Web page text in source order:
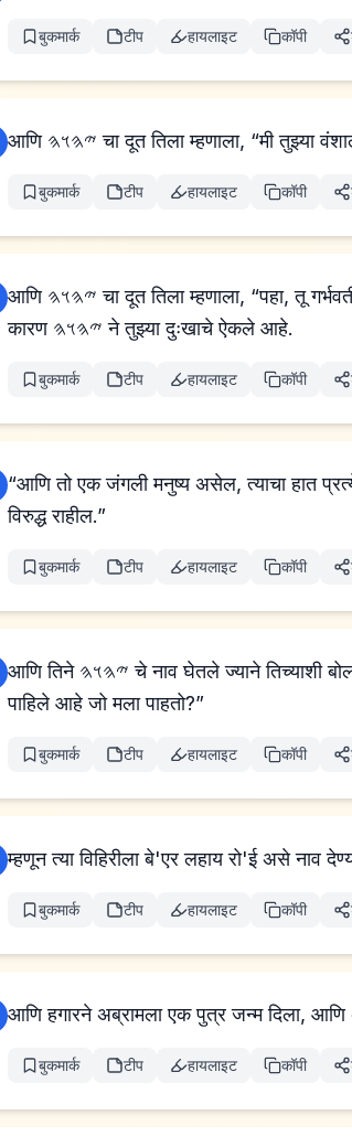
बुकमार्क टीप हायलाइट कॉपी
आणि 𐤉𐤄𐤅𐤄 चा दूत तिला म्हणाला, “मी
बुकमार्क टीप हायलाइट कॉपी
आणि 𐤉𐤄𐤅𐤄 चा दूत तिला म्हणाला, “पहा, तू गर्भवती आहेस आणि पुत्राला जन्म देणार आहेस, आणि त्याचे नाव यिश्माएल ठेव,
कारण 𐤉𐤄𐤅𐤄 ने तुझ्या दुःखाचे ऐकले आहे.
बुकमार्क टीप हायलाइट कॉपी
“आणि तो एक जंगली मनुष्य असेल, त्याचा हात
विरुद्ध राहील.”
बुकमार्क टीप हायलाइट कॉपी
आणि तिने 𐤉𐤄𐤅𐤄 चे नाव घेतले ज्याने तिच्याशी बोलले, “तू तो एल आहेस जो पाहतो,” कारण तिने म्हटले, “इथेही मी त्याच्यानंतर
पाहिले आहे जो मला पाहतो?”
बुकमार्क टीप हायलाइट कॉपी
म्हणून त्या विहिरीला बे'एर लहाय रो'ई असे नाव
बुकमार्क टीप हायलाइट कॉपी
आणि हगारने अब्रामला एक पुत्र जन्म दिला, आणि
बुकमार्क टीप हायलाइट कॉपी